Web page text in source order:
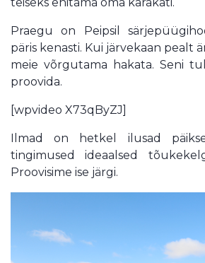
Praegu on Peipsil
päris kenasti. Kui järvekaan pealt
meie võrgutama hakata. Seni
proovida.
[wpvideo X73qByZJ]
Ilmad on hetkel ilusad
tingimused ideaalsed
Proovisime ise järgi.